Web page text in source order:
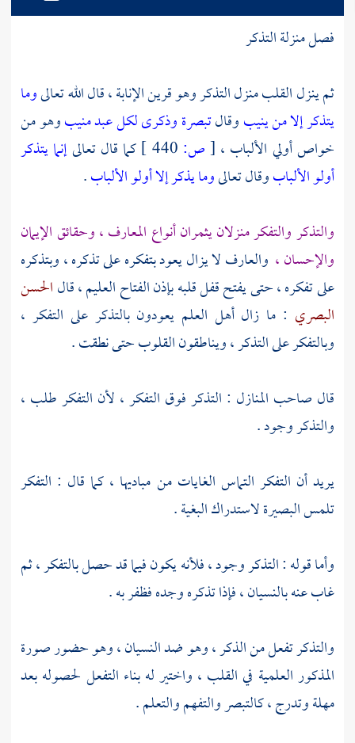
فصل منزلة التذكر
ثم ينزل القلب منزل التذكر وهو قرين الإنابة ، قال الله تعالىوما
يتذكر إلا من ينيبوقالتبصرة وذكرى لكل عبد منيبوهو من
خواص أولي الألباب ، [ص: كما قال تعالىإنما يتذكر
أولو الألبابوقال تعالىوما يذكر إلا أولو الألباب.
والتذكر والتفكر منزلان يثمران أنواع المعارف ، وحقائق الإيمان
والإحسان ، والعارف لا يزال يعود بتفكره على تذكره ، وبتذكره
على تفكره ، حتى يفتح قفل قلبه بإذن الفتاح العليم ، قالالحسن
البصري : ما زال أهل العلم يعودون بالتذكر على التفكر ،
وبالتفكر على التذكر ، ويناطقون القلوب حتى نطقت .
قال صاحب المنازل : التذكر فوق التفكر ، لأن التفكر طلب ،
والتذكر وجود .
يريد أن التفكر التماس الغايات من مباديها ، كما قال : التفكر
تلمس البصيرة لاستدراك البغية .
وأما قوله : التذكر وجود ، فلأنه يكون فيما قد حصل بالتفكر ، ثم
غاب عنه بالنسيان ، فإذا تذكره وجده فظفر به .
والتذكر تفعل من الذكر ، وهو ضد النسيان ، وهو حضور صورة
المذكور العلمية في القلب ، واختير له بناء التفعل لحصوله بعد
مهلة وتدرج ، كالتبصر والتفهم والتعلم .